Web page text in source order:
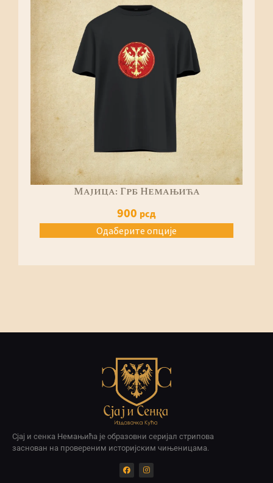
Mајица: Грб Немањића
900 рсд
Одаберите опције
Сјај и сенка Немањића је образовни серијал стрипова
заснован на провереним историјским чињеницама.